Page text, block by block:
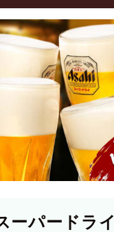
ーパードライ